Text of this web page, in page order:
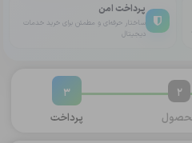
پرداخت امن
ساختار حرفه‌ای و مطمئن برای خرید خدمات
دیجیتال
2
3
پرداخت